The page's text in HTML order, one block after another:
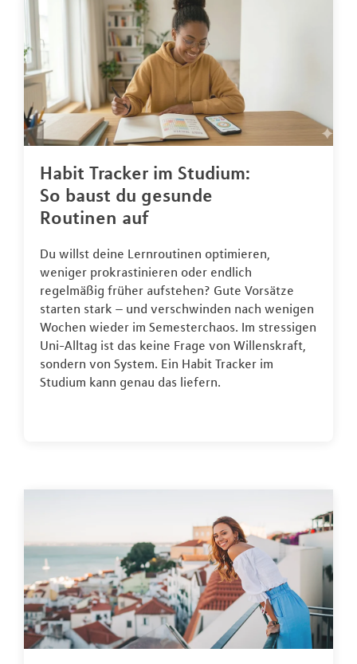
Habit Tracker im Studium:
So baust du gesunde
Routinen auf
Du willst deine Lernroutinen optimieren,
weniger prokrastinieren oder endlich
regelmäßig früher aufstehen? Gute Vorsätze
starten stark – und verschwinden nach wenigen
Wochen wieder im Semesterchaos. Im stressigen
Uni-Alltag ist das keine Frage von Willenskraft,
sondern von System. Ein Habit Tracker im
Studium kann genau das liefern.